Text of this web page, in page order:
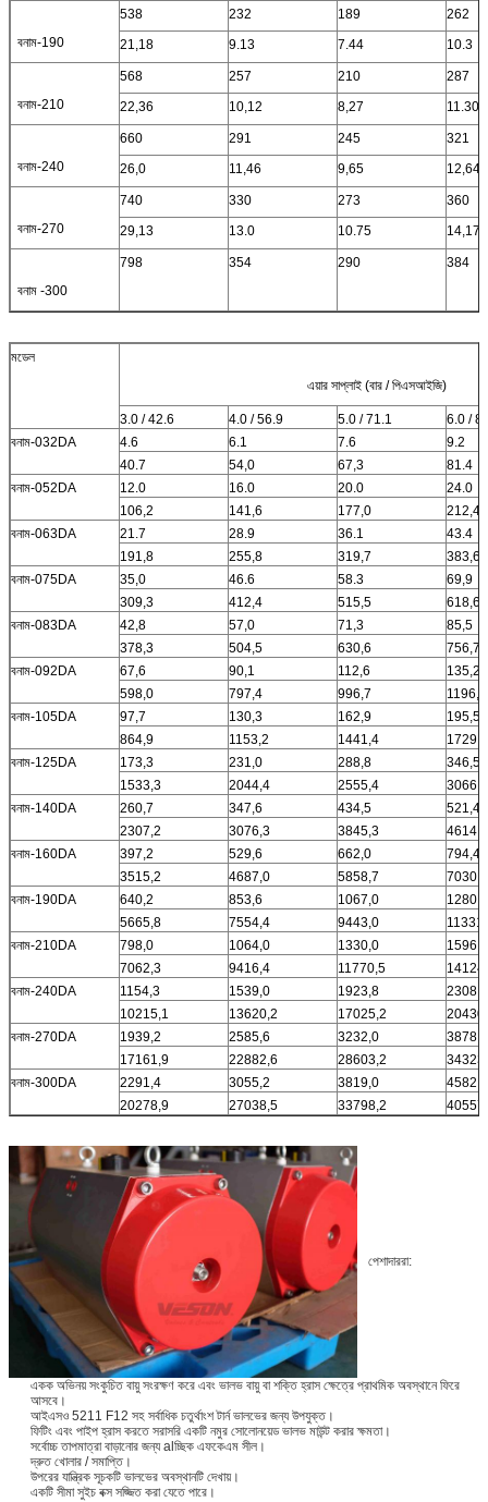
বনাম-190
538 232 189
262
21,18
9.13 7.44 10.3
বনাম-210
568 257 210
287
22,36
10,12 8,27 11.30
বনাম-240
660 291 245
321
26,0
11,46 9,65 12,64
বনাম-270
740 330 273
360
29,13
13.0 10.75 14,17
বনাম -300
798 354 290 384
মডেল
এয়ার সাপ্লাই (বার / পিএসআইজি)
3.0 / 42.6 4.0 / 56.9 5.0 / 71.1
6.0 /
বনাম-032DA
4.6 6.1 7.6
9.2
40.7
54,0 67,3
81.4
বনাম-052DA
12.0 16.0 20.0
24.0
106,2
141,6 177,0
212,4
বনাম-063DA
21.7 28.9 36.1
43.4
191,8
255,8 319,7
383,6
বনাম-075DA
35,0 46.6 58.3
69,9
309,3
412,4 515,5
618,6
বনাম-083DA
42,8 57,0 71,3
85,5
378,3
504,5 630,6
756,7
বনাম-092DA
67,6 90,1 112,6
135,2
598,0
797,4 996,7
1196,1
বনাম-105DA
97,7 130,3 162,9
195,5
864,9
1153,2 1441,4
1729,7
বনাম-125DA
173,3 231,0 288,8
346,5
1533,3
2044,4 2555,4
3066,5
বনাম-140DA
260,7 347,6 434,5
521,4
2307,2
3076,3 3845,3
4614,4
বনাম-160DA
397,2 529,6 662,0
794,4
3515,2
4687,0 5858,7
7030,4
বনাম-190DA
640,2 853,6 1067,0
1280,4
5665,8
7554,4 9443,0
বনাম-210DA
798,0 1064,0 1330,0
1596,0
7062,3
9416,4 11770,5
বনাম-240DA
1154,3 1539,0 1923,8
2308,5
10215,1
13620,2 17025,2
বনাম-270DA
1939,2 2585,6 3232,0
3878,4
17161,9
22882,6 28603,2
বনাম-300DA
2291,4 3055,2 3819,0
4582,8
20278,9
27038,5 33798,2
পেশাদাররা:
একক অভিনয় সংকুচিত বায়ু সংরক্ষণ করে এবং ভালভ বায়ু বা শক্তি হ্রাস ক্ষেত্রে প্রাথমিক অবস্থানে ফিরে
আসবে।
আইএসও 5211 F12 সহ সর্বাধিক চতুর্থাংশ টার্ন ভালভের জন্য উপযুক্ত।
ফিটিং এবং পাইপ হ্রাস করতে সরাসরি একটি নমুর সোলোনয়েড ভালভ মাউন্ট করার ক্ষমতা।
সর্বোচ্চ তাপমাত্রা বাড়ানোর জন্য alচ্ছিক এফকেএম সীল।
দ্রুত খোলার / সমাপ্তি।
উপরের যান্ত্রিক সূচকটি ভালভের অবস্থানটি দেখায়।
একটি সীমা সুইচ বক্স সজ্জিত করা যেতে পারে।